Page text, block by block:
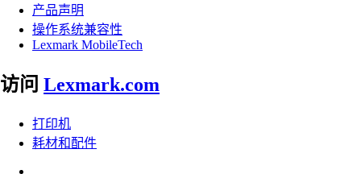
产品声明
操作系统兼容性
Lexmark MobileTech
访问 Lexmark.com
打印机
耗材和配件